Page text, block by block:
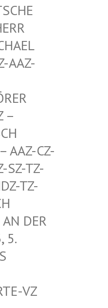
S
S
DZ-AAZ
VZ-OZ-
BE